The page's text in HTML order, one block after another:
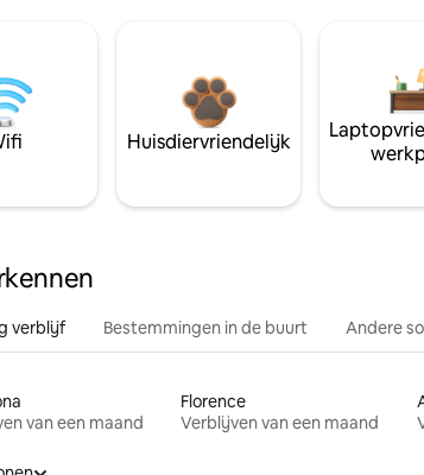
Huisdiervriendelijk
verblijf Bestemmingen in de buurt Andere
van een maand
Florence
Verblijven van een maand